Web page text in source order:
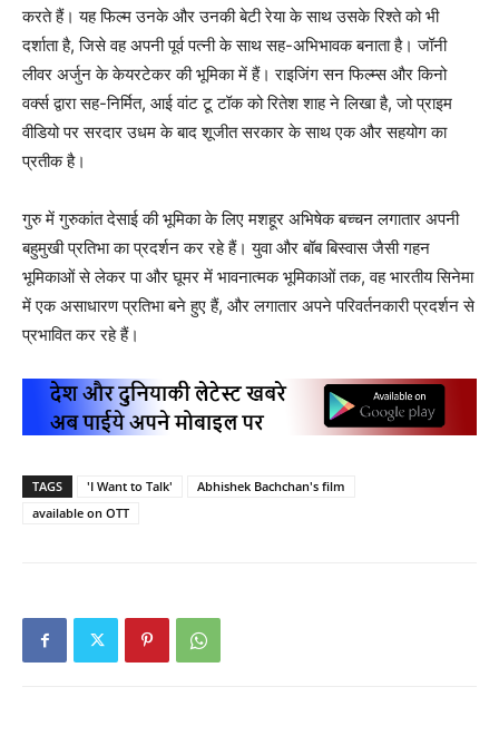
करते हैं। यह फिल्म उनके और उनकी बेटी रेया के साथ उसके रिश्ते को भी
दर्शाता है, जिसे वह अपनी पूर्व पत्नी के साथ सह-अभिभावक बनाता है। जॉनी
लीवर अर्जुन के केयरटेकर की भूमिका में हैं। राइजिंग सन फिल्म्स और किनो
वर्क्स द्वारा सह-निर्मित, आई वांट टू टॉक को रितेश शाह ने लिखा है, जो प्राइम
वीडियो पर सरदार उधम के बाद शूजीत सरकार के साथ एक और सहयोग का
प्रतीक है।
गुरु में गुरुकांत देसाई की भूमिका के लिए मशहूर अभिषेक बच्चन लगातार अपनी
बहुमुखी प्रतिभा का प्रदर्शन कर रहे हैं। युवा और बॉब बिस्वास जैसी गहन
भूमिकाओं से लेकर पा और घूमर में भावनात्मक भूमिकाओं तक, वह भारतीय सिनेमा
में एक असाधारण प्रतिभा बने हुए हैं, और लगातार अपने परिवर्तनकारी प्रदर्शन से
प्रभावित कर रहे हैं।
TAGS 'I Want to Talk'
Abhishek Bachchan's film
available on OTT